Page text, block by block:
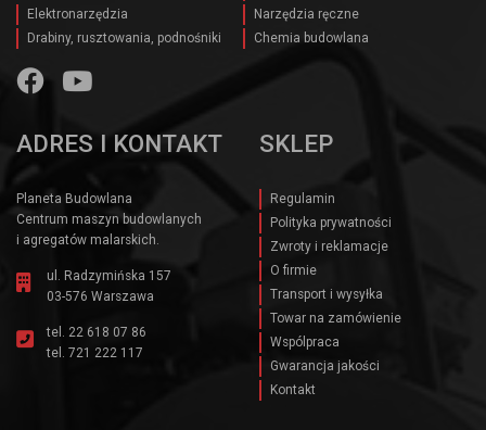
Elektronarzędzia
Narzędzia ręczne
Drabiny, rusztowania, podnośniki
Chemia budowlana
ADRES I KONTAKT
Planeta Budowlana
Centrum maszyn budowlanych
i agregatów malarskich.
ul. Radzymińska 157
03-576 Warszawa
tel. 22 618 07 86
tel. 721 222 117
SKLEP
Regulamin
Polityka prywatności
Zwroty i reklamacje
O firmie
Transport i wysyłka
Towar na zamówienie
Wspólpraca
Gwarancja jakości
Kontakt